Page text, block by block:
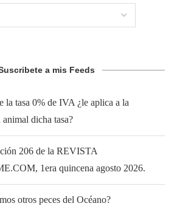
a mis Feeds
la tasa 0% de IVA ¿le aplica a la
animal dicha tasa?
206 de la REVISTA
1era quincena agosto 2026.
otros peces del Océano?